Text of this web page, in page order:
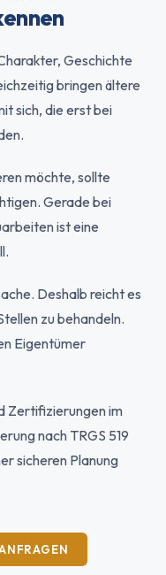
Geschichte
bringen ältere
sich, die erst bei
möchte, sollte
Gerade bei
ist eine
Deshalb reicht es
zu behandeln.
Eigentümer
Zertifizierungen im
nach TRGS 519
sicheren Planung